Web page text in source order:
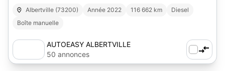
Albertville (73200) Année 2022 116 662 km
Diesel
Boîte manuelle
AUTOEASY ALBERTVILLE
50 annonces